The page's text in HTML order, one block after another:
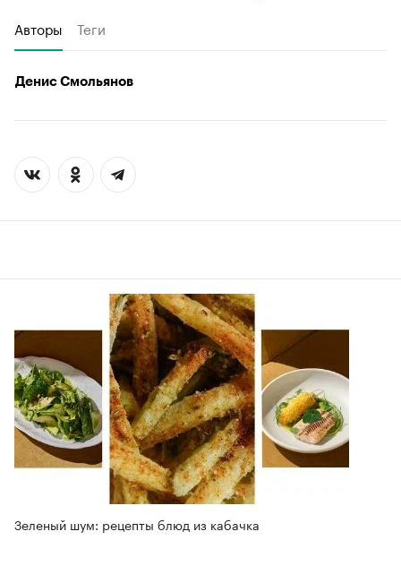
Авторы Теги
Денис Смольянов
Зеленый шум: рецепты блюд из кабачка